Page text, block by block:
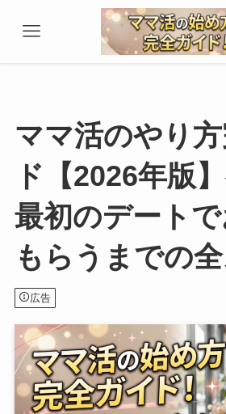
ママ活のやり
ド【2026年版
最初のデート
もらうまでの
広告